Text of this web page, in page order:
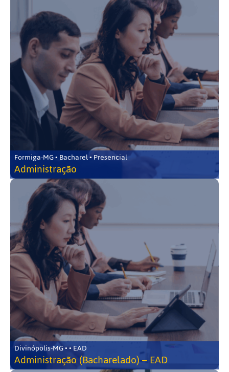
Formiga-MG • Bacharel • Presencial
Administração
Divinópolis-MG • • EAD
Administração (Bacharelado) – EAD